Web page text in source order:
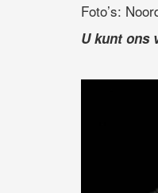
Foto’s:
U kunt ons